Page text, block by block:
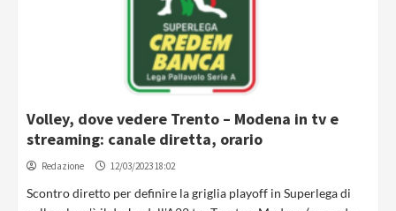
Volley, dove vedere Trento – Modena in tv e
streaming: canale diretta, orario
Redazione 12/03/2023 18:02
Scontro diretto per definire la griglia playoff in Superlega di